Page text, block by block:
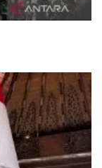
mudik